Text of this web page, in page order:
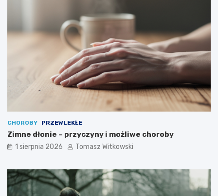
CHOROBY PRZEWLEKŁE
Zimne dłonie – przyczyny i możliwe choroby
1 sierpnia 2026 Tomasz Witkowski